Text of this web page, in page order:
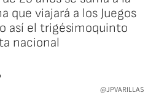
que viajará a los Juegos
así el trigésimoquinto
nacional
@JPVARILLAS